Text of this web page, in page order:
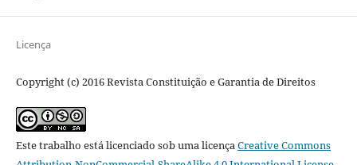
Licença
Copyright (c) 2016 Revista Constituição e Garantia de Direitos
Este trabalho está licenciado sob uma licençaCreative Commons